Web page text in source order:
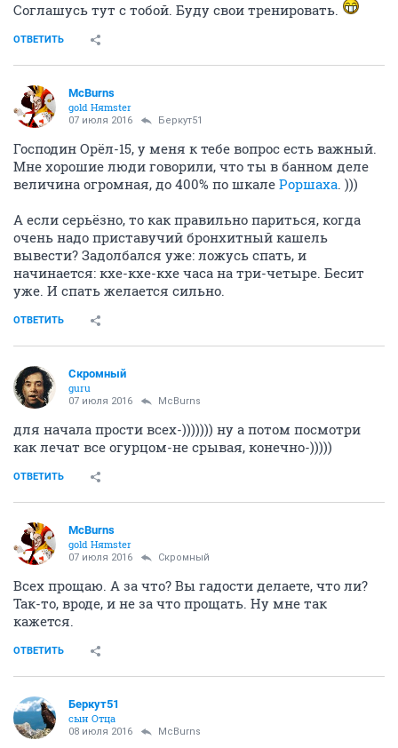
Соглашусь тут с тобой. Буду свои тренировать.
ОТВЕТИТЬ
McBurns
gold Няmster
07 июля 2016 Беркут51
Господин Орёл-15, у меня к тебе вопрос есть важный.
Мне хорошие люди говорили, что ты в банном деле
величина огромная, до 400% по шкале Роршаха. )))
А если серьёзно, то как правильно париться, когда
очень надо приставучий бронхитный кашель
вывести? Задолбался уже: ложусь спать, и
начинается: кхе-кхе-кхе часа на три-четыре. Бесит
уже. И спать желается сильно.
ОТВЕТИТЬ
Скромный
guru
07 июля 2016 McBurns
для начала прости всех-))))))) ну а потом посмотри
как лечат все огурцом-не срывая, конечно-)))))
ОТВЕТИТЬ
McBurns
gold Няmster
07 июля 2016 Скромный
Всех прощаю. А за что? Вы гадости делаете, что ли?
Так-то, вроде, и не за что прощать. Ну мне так
кажется.
ОТВЕТИТЬ
Беркут51
сын Отца
08 июля 2016 McBurns